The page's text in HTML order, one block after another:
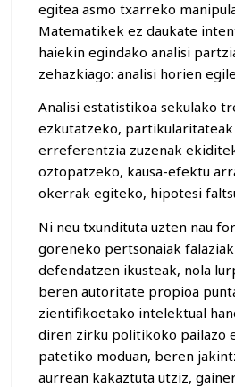
egitea asmo txarreko
Matematikek ez daukate
haiekin egindako analisi
zehazkiago: analisi horien
Analisi estatistikoa sekulako
ezkutatzeko,
erreferentzia zuzenak
oztopatzeko, kausa-efektu
okerrak egiteko, hipotesi
Ni neu txundituta uzten nau
goreneko pertsonaiak
defendatzen ikusteak, nola
beren autoritate propioa
zientifikoetako intelektual
diren zirku politikoko pailazo
patetiko moduan, beren
aurrean kakaztuta utziz,